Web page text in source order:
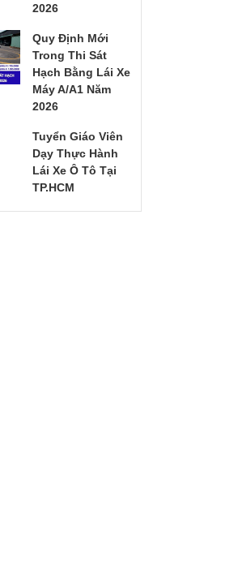
2026
Quy Định Mới
Trong Thi Sát
Hạch Bằng Lái Xe
Máy A/A1 Năm
2026
Tuyển Giáo Viên
Dạy Thực Hành
Lái Xe Ô Tô Tại
TP.HCM